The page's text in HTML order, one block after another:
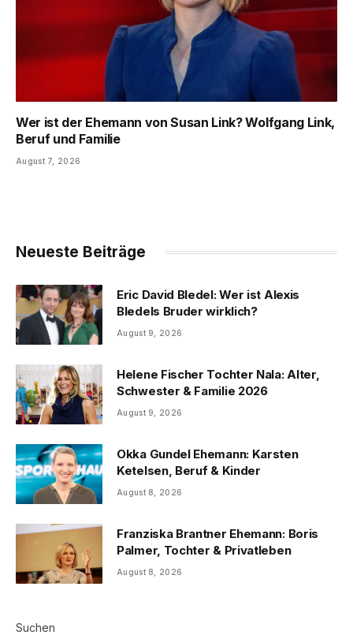
Wer ist der Ehemann von Susan Link? Wolfgang Link,
Beruf und Familie
August 7, 2026
Neueste Beiträge
Eric David Bledel: Wer ist Alexis
Bledels Bruder wirklich?
August 9, 2026
Helene Fischer Tochter Nala: Alter,
Schwester & Familie 2026
August 9, 2026
Okka Gundel Ehemann: Karsten
Ketelsen, Beruf & Kinder
August 8, 2026
Franziska Brantner Ehemann: Boris
Palmer, Tochter & Privatleben
August 8, 2026
Suchen